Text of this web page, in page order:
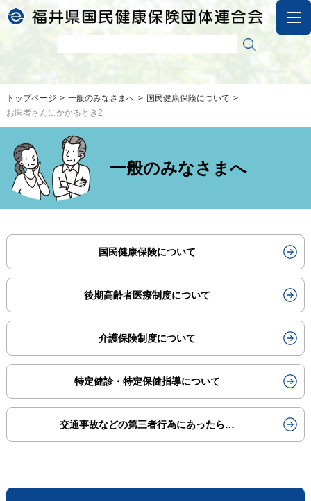
トップページ 一般のみなさまへ
国民健康保険について
お医者さんにかかるとき2
一般のみなさまへ
国民健康保険について
後期高齢者医療制度について
介護保険制度について
特定健診・特定保健指導について
交通事故などの第三者行為にあったら…